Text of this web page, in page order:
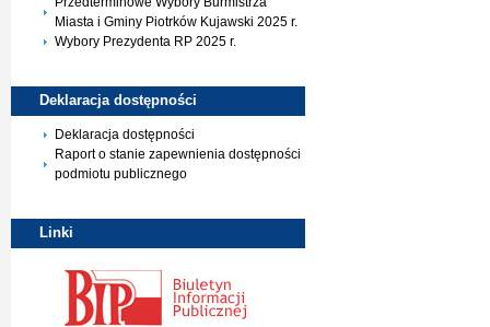
Miasta i Gminy Piotrków Kujawski 2025 r.
Wybory Prezydenta RP 2025 r.
Deklaracja dostępności
Deklaracja dostępności
Raport o stanie zapewnienia dostępności
podmiotu publicznego
Linki